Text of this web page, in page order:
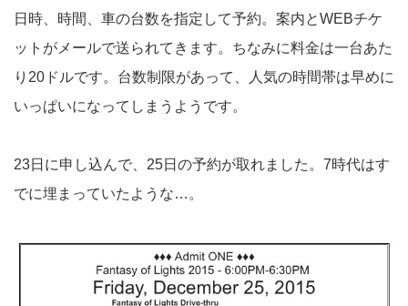
日時、時間、車の台数を指定して予約。案内とWEBチケ
ットがメールで送られてきます。ちなみに料金は一台あた
り20ドルです。台数制限があって、人気の時間帯は早めに
いっぱいになってしまうようです。
23日に申し込んで、25日の予約が取れました。7時代はす
でに埋まっていたような…。